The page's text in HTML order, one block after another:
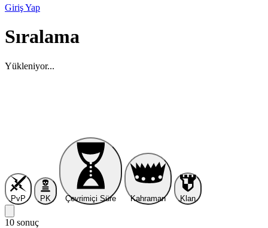
Giriş Yap
Sıralama
Yükleniyor...
PvP PK Çevrimiçi Süre Kahraman Klan
10 sonuç